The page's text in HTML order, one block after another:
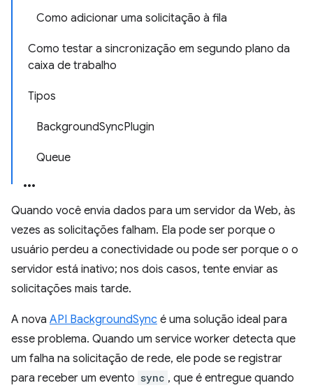
Como adicionar uma solicitação à fila
Como testar a sincronização em segundo plano da
caixa de trabalho
Tipos
BackgroundSyncPlugin
Queue
Quando você envia dados para um servidor da Web, às
vezes as solicitações falham. Ela pode ser porque o
usuário perdeu a conectividade ou pode ser porque o o
servidor está inativo; nos dois casos, tente enviar as
solicitações mais tarde.
A nova API BackgroundSync é uma solução ideal para
esse problema. Quando um service worker detecta que
um falha na solicitação de rede, ele pode se registrar
para receber um evento sync , que é entregue quando